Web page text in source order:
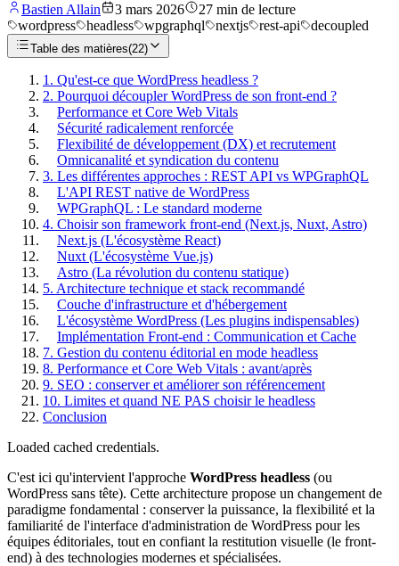
Bastien Allain 3 mars 2026 27 min de lecture
wordpress
headless wpgraphql nextjs rest-api decoupled
Table des matières(22)
1. Qu'est-ce que WordPress headless ?
2. Pourquoi découpler WordPress de son front-end ?
Performance et Core Web Vitals
Sécurité radicalement renforcée
Flexibilité de développement (DX) et recrutement
Omnicanalité et syndication du contenu
3. Les différentes approches : REST API vs WPGraphQL
L'API REST native de WordPress
WPGraphQL : Le standard moderne
4. Choisir son framework front-end (Next.js, Nuxt, Astro)
Next.js (L'écosystème React)
Nuxt (L'écosystème Vue.js)
Astro (La révolution du contenu statique)
5. Architecture technique et stack recommandé
Couche d'infrastructure et d'hébergement
L'écosystème WordPress (Les plugins indispensables)
Implémentation Front-end : Communication et Cache
7. Gestion du contenu éditorial en mode headless
8. Performance et Core Web Vitals : avant/après
9. SEO : conserver et améliorer son référencement
10. Limites et quand NE PAS choisir le headless
Conclusion
Loaded cached credentials.
C'est ici qu'intervient l'approche WordPress headless (ou
WordPress sans tête). Cette architecture propose un changement de
paradigme fondamental : conserver la puissance, la flexibilité et la
familiarité de l'interface d'administration de WordPress pour les
équipes éditoriales, tout en confiant la restitution visuelle (le front-
end) à des technologies modernes et spécialisées.